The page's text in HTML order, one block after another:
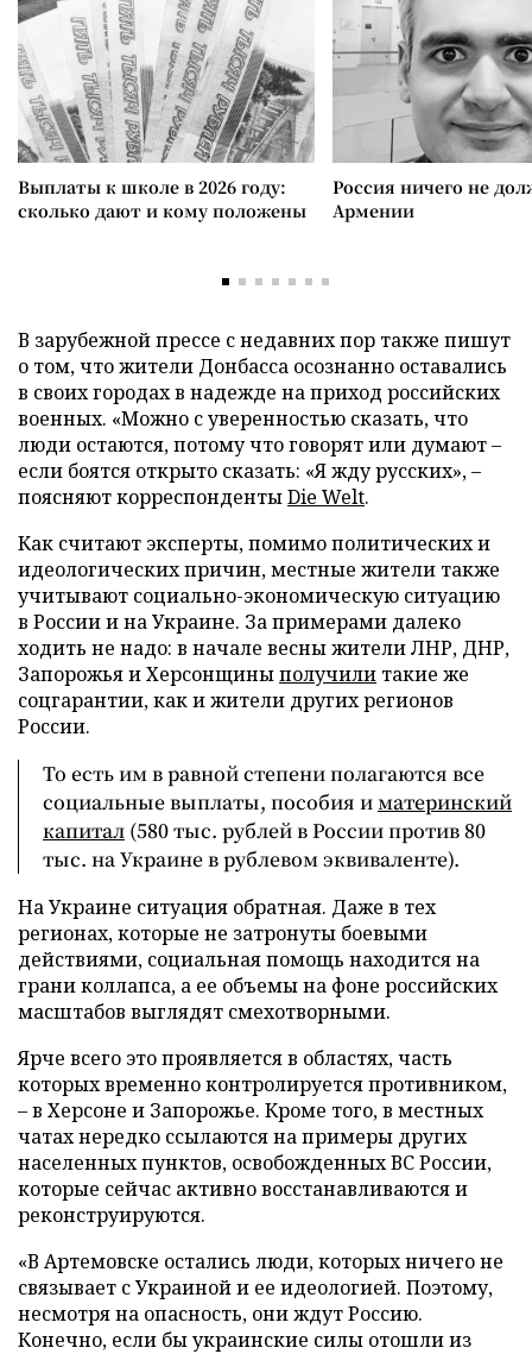
Выплаты к школе в 2026 году:
сколько дают и кому положены
Россия ничего не
Армении
В зарубежной прессе с недавних пор также пишут
о том, что жители Донбасса осознанно оставались
в своих городах в надежде на приход российских
военных. «Можно с уверенностью сказать, что
люди остаются, потому что говорят или думают –
если боятся открыто сказать: «Я жду русских», –
поясняют корреспондентыDie Welt.
Как считают эксперты, помимо политических и
идеологических причин, местные жители также
учитывают социально-экономическую ситуацию
в России и на Украине. За примерами далеко
ходить не надо: в начале весны жители ЛНР, ДНР,
Запорожья и Херсонщиныполучили такие же
соцгарантии, как и жители других регионов
России.
То есть им в равной степени полагаются все
социальные выплаты, пособия иматеринский
капитал (580 тыс. рублей в России против 80
тыс. на Украине в рублевом эквиваленте).
На Украине ситуация обратная. Даже в тех
регионах, которые не затронуты боевыми
действиями, социальная помощь находится на
грани коллапса, а ее объемы на фоне российских
масштабов выглядят смехотворными.
Ярче всего это проявляется в областях, часть
которых временно контролируется противником,
– в Херсоне и Запорожье. Кроме того, в местных
чатах нередко ссылаются на примеры других
населенных пунктов, освобожденных ВС России,
которые сейчас активно восстанавливаются и
реконструируются.
«В Артемовске остались люди, которых ничего не
связывает с Украиной и ее идеологией. Поэтому,
несмотря на опасность, они ждут Россию.
Конечно, если бы украинские силы отошли из